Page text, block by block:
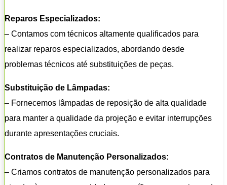
Reparos Especializados:
– Contamos com técnicos altamente qualificados para
realizar reparos especializados, abordando desde
problemas técnicos até substituições de peças.
Substituição de Lâmpadas:
– Fornecemos lâmpadas de reposição de alta qualidade
para manter a qualidade da projeção e evitar interrupções
durante apresentações cruciais.
Contratos de Manutenção Personalizados:
– Criamos contratos de manutenção personalizados para